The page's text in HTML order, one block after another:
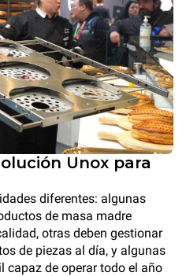
Unox para
diferentes: algunas
de masa madre
otras deben gestionar
de piezas al día, y algunas
capaz de operar todo el año